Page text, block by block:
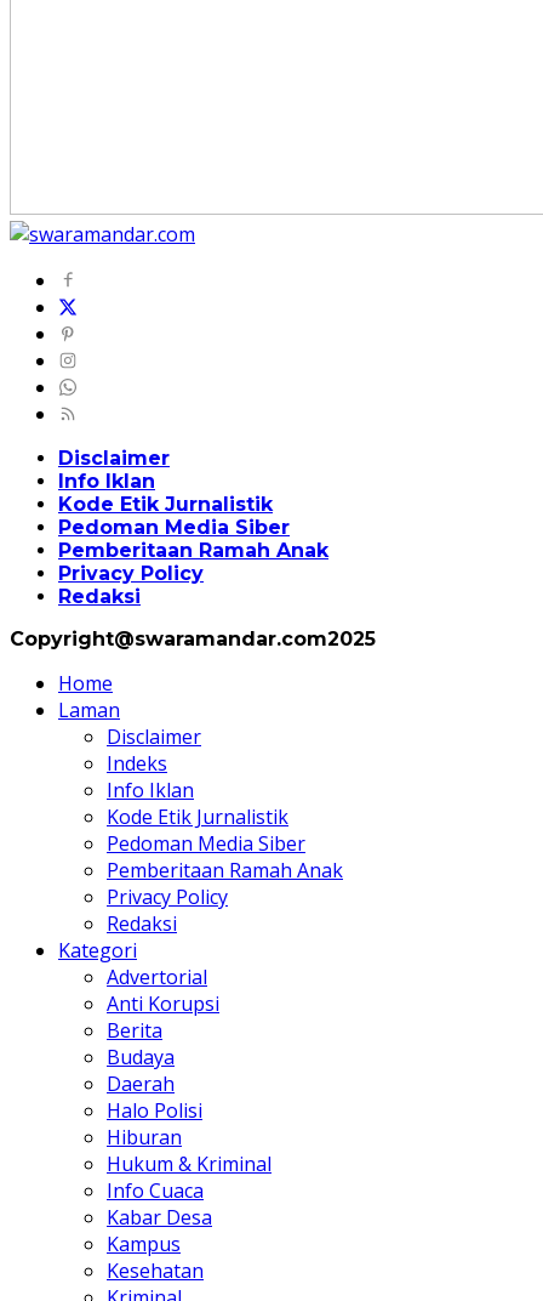
Disclaimer
Info Iklan
Kode Etik Jurnalistik
Pedoman Media Siber
Pemberitaan Ramah Anak
Privacy Policy
Redaksi
Copyright@swaramandar.com2025
Home
Laman
Disclaimer
Indeks
Info Iklan
Kode Etik Jurnalistik
Pedoman Media Siber
Pemberitaan Ramah Anak
Privacy Policy
Redaksi
Kategori
Advertorial
Anti Korupsi
Berita
Budaya
Daerah
Halo Polisi
Hiburan
Hukum & Kriminal
Info Cuaca
Kabar Desa
Kampus
Kesehatan